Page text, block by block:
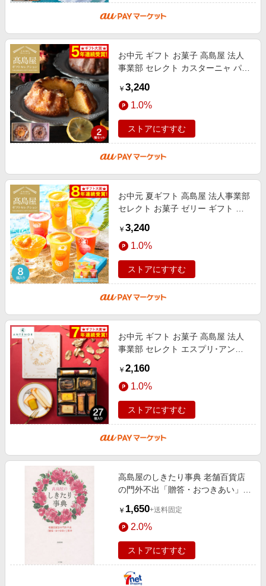
お中元 ギフト お菓子 高島屋 法人
事業部 セレクト カスターニャ パウ
百貨店 グルメギフト 送料無料 ス
￥ 3,240
1.0%
ストアにすすむ
お中元 夏ギフト 高島屋 法人事業部
セレクト お菓子 ゼリー ギフト ヨ
入 フルーツジュレ 果物 くだもの
￥ 3,240
1.0%
ストアにすすむ
お中元 ギフト お菓子 高島屋 法人
事業部 セレクト エスプリ･アンテ
ト クッキー ラングドシャ ガトー
￥ 2,160
1.0%
ストアにすすむ
高島屋のしきたり事典 老舗百貨店
の門外不出「贈答・おつきあい」教
￥ 1,650+送料固定
2.0%
ストアにすすむ